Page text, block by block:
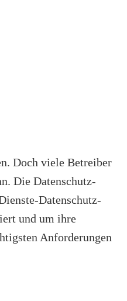
Doch viele Betreiber
Die Datenschutz-
Datenschutz-
und um ihre
Anforderungen